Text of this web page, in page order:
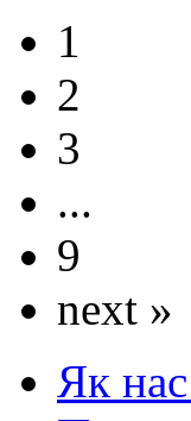
1
2
3
...
9
next »
Як